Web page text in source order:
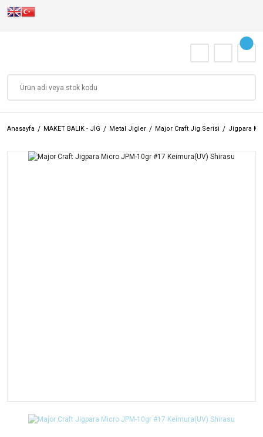
Anasayfa MAKET BALIK - JİG Metal Jigler Major Craft Jig Serisi Jigpara